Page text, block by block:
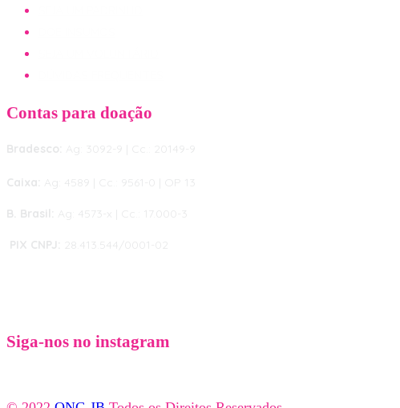
Contas para doação
Bradesco: Ag: 3092-9 | Cc.: 20149-9
Caixa: Ag: 4589 | Cc.: 9561-0 | OP 13
B. Brasil: Ag: 4573-x | Cc.: 17.000-3
PIX CNPJ: 28.413.544/0001-02
Siga-nos no instagram